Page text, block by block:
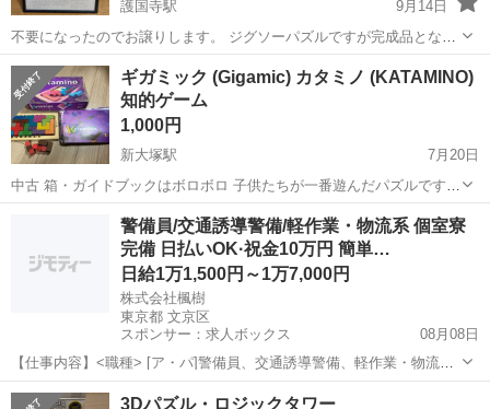
護国寺駅
9月14日
不要になったのでお譲りします。 ジグソーパズルですが完成品となり
ます。 サイズ 横 40cm 縦 55.5cm ※金額はご相談ください
東京 文京区 護国寺駅 エッシャー
ギガミック (Gigamic) カタミノ (KATAMINO)
知的ゲーム
1,000円
新大塚駅
7月20日
中古 箱・ガイドブックはボロボロ 子供たちが一番遊んだパズルです。
現在の定価 大体6,160円 引渡しは茗荷谷駅・新大塚駅・護国寺駅付
近でお願いします。 ---------------------...
文京区 新大塚駅 パズル KATAMINO
警備員/交通誘導警備/軽作業・物流系 個室寮
完備 日払いOK·祝金10万円 簡単…
日給1万1,500円～1万7,000円
株式会社楓樹
東京都 文京区
スポンサー：求人ボックス
08月08日
【仕事内容】<職種> [ア・パ]警備員、交通誘導警備、軽作業・物流そ
の他 <雇用形態> アルバイト・パート <給与> [ア・パ]日給11,500円～
アルバイト・パート
3Dパズル・ロジックタワー